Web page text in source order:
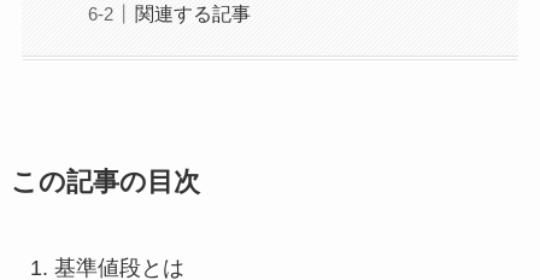
関連する記事
この記事の目次
基準値段とは